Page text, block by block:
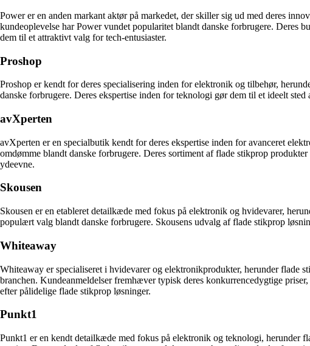
Power er en anden markant aktør på markedet, der skiller sig ud med deres
kundeoplevelse har Power vundet popularitet blandt danske forbrugere.
dem til et attraktivt valg for tech-entusiaster.
Proshop
Proshop er kendt for deres specialisering inden for elektronik og tilbehør,
danske forbrugere. Deres ekspertise inden for teknologi gør dem til et ideelt
avXperten
avXperten er en specialbutik kendt for deres ekspertise inden for avanceret
omdømme blandt danske forbrugere. Deres sortiment af flade stikprop
ydeevne.
Skousen
Skousen er en etableret detailkæde med fokus på elektronik og hvidevarer,
populært valg blandt danske forbrugere. Skousens udvalg af flade stikprop
Whiteaway
Whiteaway er specialiseret i hvidevarer og elektronikprodukter, herunder flade
branchen. Kundeanmeldelser fremhæver typisk deres konkurrencedygtige
efter pålidelige flade stikprop løsninger.
Punkt1
Punkt1 er en kendt detailkæde med fokus på elektronik og teknologi, herunder